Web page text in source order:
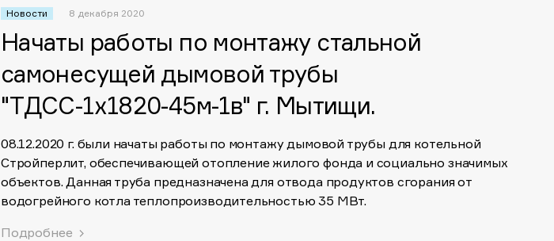
Новости 8 декабря 2020
Начаты работы по монтажу стальной
самонесущей дымовой трубы
"ТДСС-1х1820-45м-1в" г. Мытищи.
08.12.2020 г. были начаты работы по монтажу дымовой трубы для котельной
Стройперлит, обеспечивающей отопление жилого фонда и социально значимых
объектов. Данная труба предназначена для отвода продуктов сгорания от
водогрейного котла теплопроизводительностью 35 МВт.
Подробнее